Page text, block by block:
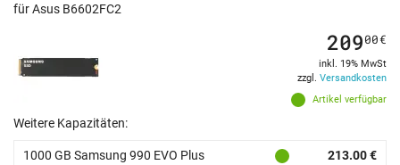
für Asus B6602FC2
Artikel verfügbar
20900€
inkl. 19% MwSt
zzgl. Versandkosten
Weitere Kapazitäten:
1000 GB Samsung 990 EVO Plus 213.00 €